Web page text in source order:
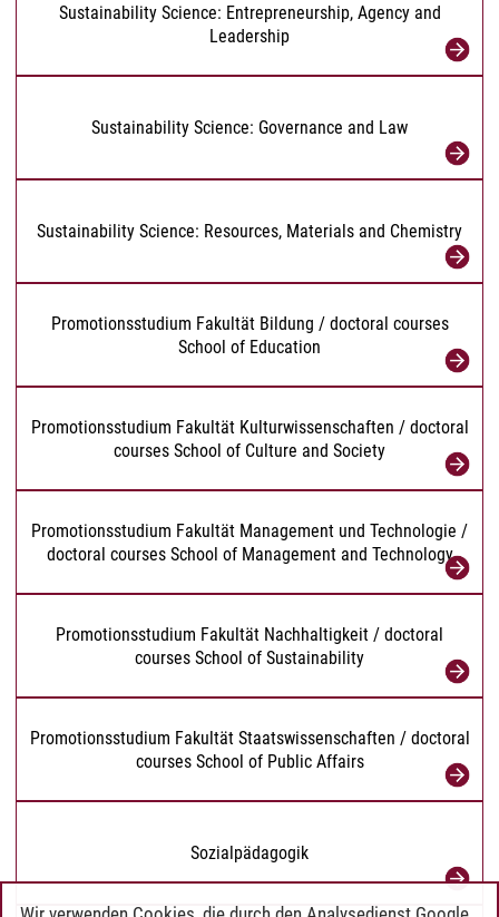
Sustainability Science: Entrepreneurship, Agency and
Leadership
Sustainability Science: Governance and Law
Sustainability Science: Resources, Materials and Chemistry
Promotionsstudium Fakultät Bildung / doctoral courses
School of Education
Promotionsstudium Fakultät Kulturwissenschaften / doctoral
courses School of Culture and Society
Promotionsstudium Fakultät Management und Technologie /
doctoral courses School of Management and Technology
Promotionsstudium Fakultät Nachhaltigkeit / doctoral
courses School of Sustainability
Promotionsstudium Fakultät Staatswissenschaften / doctoral
courses School of Public Affairs
Sozialpädagogik